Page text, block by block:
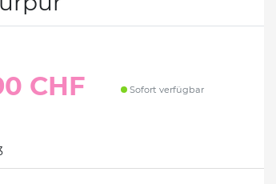
CHF Sofort verfügbar